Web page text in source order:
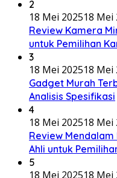
2
18 Mei 202518 Mei
Review Kamera
untuk Pemilihan
3
18 Mei 202518 Mei
Gadget Murah
Analisis Spesifikasi
4
18 Mei 202518 Mei
Review Mendalam
Ahli untuk
5
18 Mei 202518 Mei